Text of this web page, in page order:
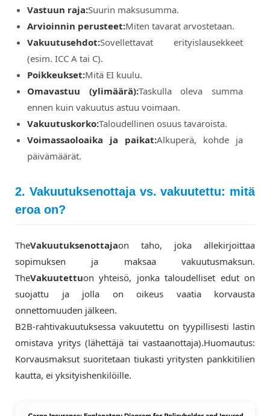
Vastuun raja:Suurin maksusumma.
Arvioinnin perusteet:Miten tavarat arvostetaan.
Vakuutusehdot:Sovellettavat erityislausekkeet
(esim. ICC A tai C).
Poikkeukset:Mitä EI kuulu.
Omavastuu (ylimäärä):Taskulla oleva summa
ennen kuin vakuutus astuu voimaan.
Vakuutuskorko:Taloudellinen osuus tavaroista.
Voimassaoloaika ja paikat:Alkuperä, kohde ja
päivämäärät.
2. Vakuutuksenottaja vs. vakuutettu: mitä
eroa on?
TheVakuutuksenottajaon taho, joka allekirjoittaa
sopimuksen ja maksaa vakuutusmaksun.
TheVakuutettuon yhteisö, jonka taloudelliset edut on
suojattu ja jolla on oikeus vaatia korvausta
onnettomuuden jälkeen.
B2B-rahtivakuutuksessa vakuutettu on tyypillisesti lastin
omistava yritys (lähettäjä tai vastaanottaja).Huomautus:
Korvausmaksut suoritetaan tiukasti yritysten pankkitilien
kautta, ei yksityishenkilöille.